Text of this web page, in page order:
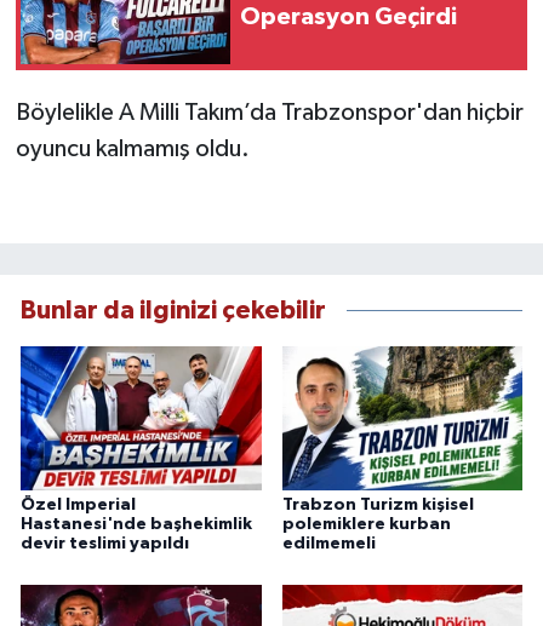
Operasyon Geçirdi
Böylelikle A Milli Takım’da Trabzonspor'dan hiçbir
oyuncu kalmamış oldu.
Bunlar da ilginizi çekebilir
Özel Imperial
Hastanesi'nde başhekimlik
devir teslimi yapıldı
Trabzon Turizm kişisel
polemiklere kurban
edilmemeli